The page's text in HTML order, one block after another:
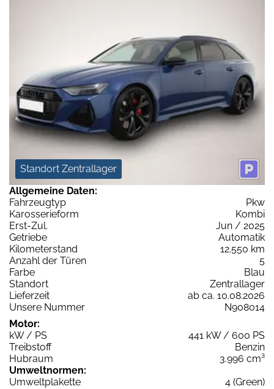
Standort Zentrallager
Allgemeine Daten:
Fahrzeugtyp
Pkw
Karosserieform
Kombi
Erst-Zul.
Jun / 2025
Getriebe
Automatik
Kilometerstand
12.550 km
Anzahl der Türen
5
Farbe
Blau
Standort
Zentrallager
Lieferzeit
ab ca. 10.08.2026
Unsere Nummer
N908014
Motor:
kW / PS
441 kW / 600 PS
Treibstoff
Benzin
Hubraum
3.996 cm³
Umweltnormen:
Umweltplakette
4 (Green)